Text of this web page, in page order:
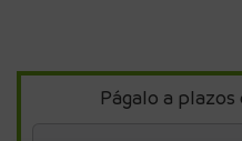
Págalo a plazos